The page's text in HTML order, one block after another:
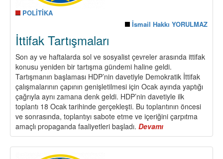
POLİTİKA
İsmail Hakkı YORULMAZ
İttifak Tartışmaları
Son ay ve haftalarda sol ve sosyalist çevreler arasında ittifak
konusu yeniden bir tartışma gündemi haline geldi.
Tartışmanın başlaması HDP’nin davetiyle Demokratik İttifak
çalışmalarının çapının genişletilmesi için Ocak ayında yaptığı
çağrıyla aynı zamana denk geldi. HDP’nin davetiyle ilk
toplantı 18 Ocak tarihinde gerçekleşti. Bu toplantının öncesi
ve sonrasında, toplantıyı sabote etme ve içeriğini çarpıtma
amaçlı propaganda faaliyetleri başladı. Devamı
İttifak
Tartışmaları